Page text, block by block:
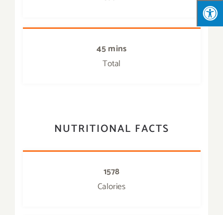
45 mins
Total
NUTRITIONAL FACTS
1578
Calories